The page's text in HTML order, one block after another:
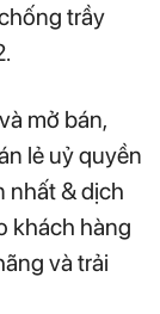
trầy
mở bán,
lẻ uỷ quyền
nhất & dịch
khách hàng
và trải